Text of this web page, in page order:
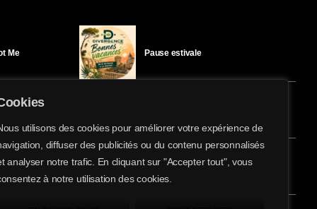
utilisons des cookies pour améliorer votre expérience de
diffuser des publicités ou du contenu personnalisés
analyser notre trafic. En cliquant sur "Accepter tout", vous
à notre utilisation des cookies.
share
email
Me
Bay
Pause estivale
Ici l’Ombre – mardi 28 juillet